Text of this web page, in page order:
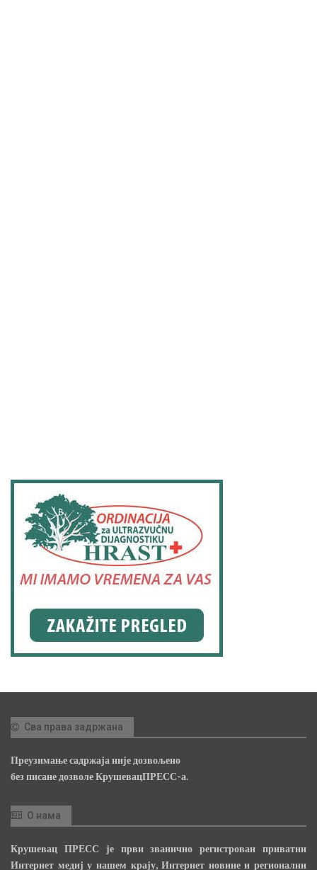
Сва права задржана
Преузимање садржаја није дозвољено
без писане дозволе КрушевацПРЕСС-а.
О нама
Крушевац ПРЕСС је први званично регистрован приватни
Интернет медиј у нашем крају, Интернет новине и регионални